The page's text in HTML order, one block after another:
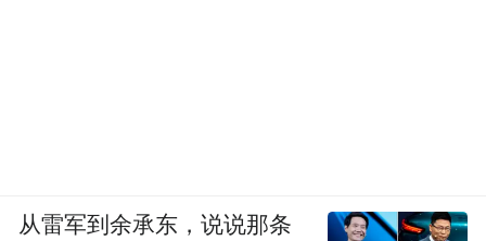
从雷军到余承东，说说那条